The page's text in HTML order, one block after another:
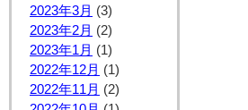
2023年3月 (3)
2023年2月 (2)
2023年1月 (1)
2022年12月 (1)
2022年11月 (2)